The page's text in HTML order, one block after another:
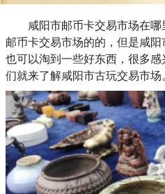
咸阳市邮币卡交易市场在哪
邮币卡交易市场的的，但是咸
也可以淘到一些好东西，很多
们就来了解咸阳市古玩交易市场。